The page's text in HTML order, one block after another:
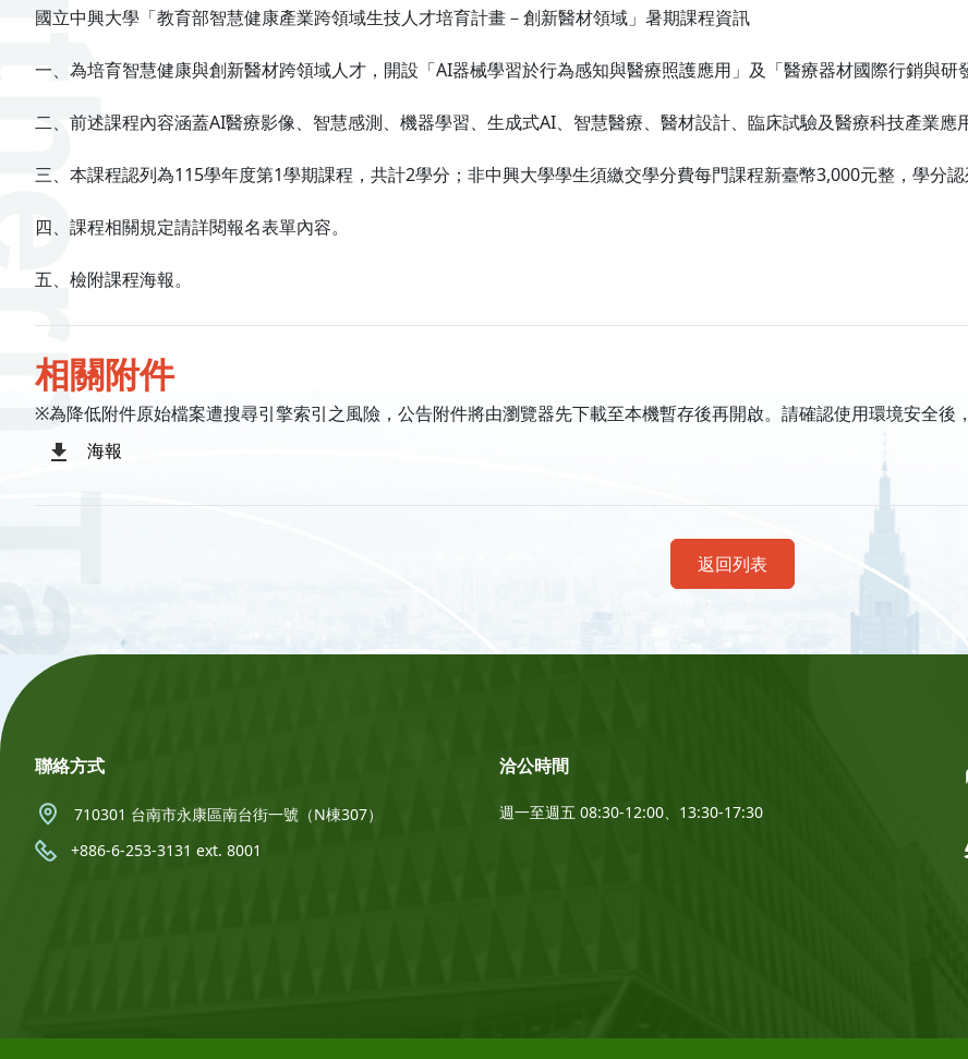
國立中興大學「教育部智慧健康產業跨領域生技人才培育計畫－創新醫材領域」暑期課程資訊
一、為培育智慧健康與創新醫材跨領域人才，開設「AI器械學習於行為感知與醫療照護應用」及「醫療器材國際行銷與研
二、前述課程內容涵蓋AI醫療影像、智慧感測、機器學習、生成式AI、智慧醫療、醫材設計、臨床試驗及醫療科技產業應
三、本課程認列為115學年度第1學期課程，共計2學分；非中興大學學生須繳交學分費每門課程新臺幣3,000元整，學分認
四、課程相關規定請詳閱報名表單內容。
五、檢附課程海報。
相關附件
※為降低附件原始檔案遭搜尋引擎索引之風險，公告附件將由瀏覽器先下載至本機暫存後再開啟。請確認使用環境安全後
海報
返回列表
:::
聯絡方式
710301 台南市永康區南台街一號（N棟307）
+886-6-253-3131 ext. 8001
洽公時間
週一至週五 08:30-12:00、13:30-17:30